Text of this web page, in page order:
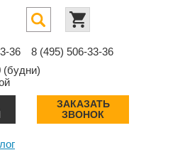
36
8 (495) 506-33-36
(будни)
ЗАКАЗАТЬ
ЗВОНОК